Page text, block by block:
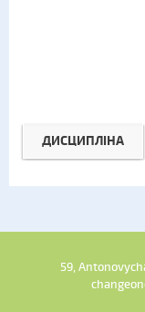
ДИСЦИПЛІНА
59,